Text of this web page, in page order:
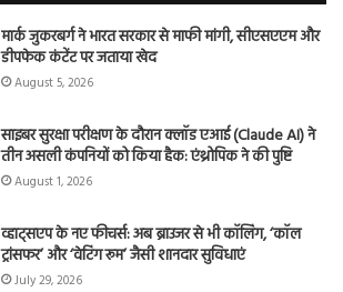
मार्क जुकरबर्ग ने भारत सरकार से माफी मांगी, सीएसएएम और
डीपफेक कंटेंट पर जताया खेद
August 5, 2026
साइबर सुरक्षा परीक्षण के दौरान क्लॉड एआई (Claude AI) ने
तीन असली कंपनियों को किया हैक: एंथ्रोपिक ने की पुष्टि
August 1, 2026
व्हाट्सएप के नए फीचर्स: अब ब्राउजर से भी कॉलिंग, ‘कॉल
ट्रांसफर’ और ‘वेटिंग रूम’ जैसी शानदार सुविधाएं
July 29, 2026